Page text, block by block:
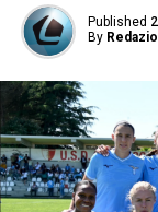
Published
By